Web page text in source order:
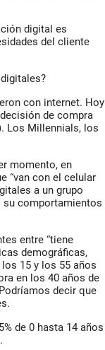
digital es
del cliente
con internet. Hoy
de compra
Los Millennials, los
momento, en
“van con el celular
a un grupo
su comportamientos
entre “tiene
demográficas,
15 y los 55 años
en los 40 años de
decir que
de 0 hasta 14 años